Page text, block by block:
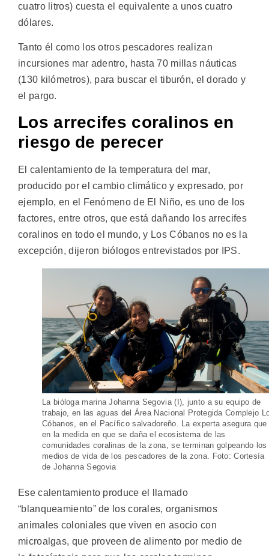
cuatro litros) cuesta el equivalente a unos cuatro
dólares.
Tanto él como los otros pescadores realizan
incursiones mar adentro, hasta 70 millas náuticas
(130 kilómetros), para buscar el tiburón, el dorado y
el pargo.
Los arrecifes coralinos en
riesgo de perecer
El calentamiento de la temperatura del mar,
producido por el cambio climático y expresado, por
ejemplo, en el Fenómeno de El Niño, es uno de los
factores, entre otros, que está dañando los arrecifes
coralinos en todo el mundo, y Los Cóbanos no es la
excepción, dijeron biólogos entrevistados por IPS.
La bióloga marina Johanna Segovia (I), junto a su equipo de
trabajo, en las aguas del Área Nacional Protegida Complejo
Cóbanos, en el Pacífico salvadoreño. La experta asegura que
en la medida en que se daña el ecosistema de las
comunidades coralinas de la zona, se terminan golpeando los
medios de vida de los pescadores de la zona. Foto: Cortesía
de Johanna Segovia
Ese calentamiento produce el llamado
“blanqueamiento” de los corales, organismos
animales coloniales que viven en asocio con
microalgas, que proveen de alimento por medio de